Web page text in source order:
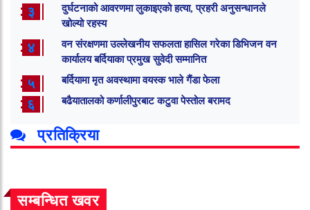
३
दुर्घटनाको आवरणमा लुकाइएको हत्या, प्रहरी अनुसन्धानले
खोल्यो रहस्य
४
वन संरक्षणमा उल्लेखनीय सफलता हासिल गरेका डिभिजन वन
कार्यालय बर्दियाका प्रमुख सुवेदी सम्मानित
५ बर्दियामा मृत अवस्थामा वयस्क भाले गैंडा फेला
६ बढैयातालको कर्णालीपुरबाट कटुवा पेस्तोल बरामद
प्रतिक्रिया
सम्बन्धित खवर